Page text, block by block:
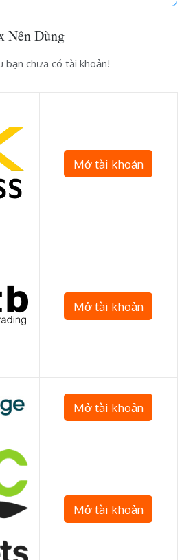
Nên Dùng
bạn chưa có tài khoản!
Mở tài khoản
Mở tài khoản
Mở tài khoản
Mở tài khoản